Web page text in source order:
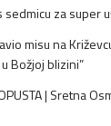
sedmicu za super
misu na
Božjoj blizini”
| Sretna